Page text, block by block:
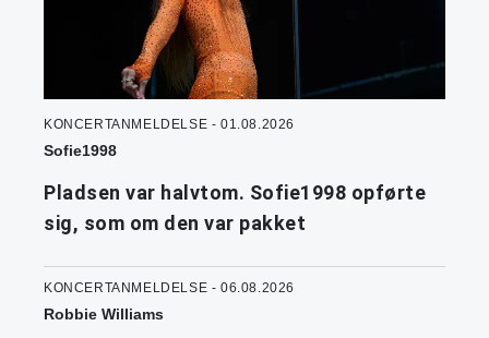
KONCERTANMELDELSE - 01.08.2026
Sofie1998
Pladsen var halvtom. Sofie1998 opførte
sig, som om den var pakket
KONCERTANMELDELSE - 06.08.2026
Robbie Williams